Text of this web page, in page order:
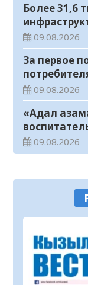
Более 31,6
с 09.08.2026
За первое
тенге
09.08.2026
«Адал
учебном
09.08.2026
09.08.2026
граждан,
регионы
08.08.2026
Казахстан
зерна и